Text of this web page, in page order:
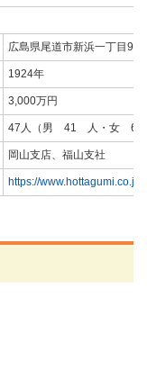
広島県尾道市新浜一丁目9-
1924年
3,000万円
47人（男 41 人・女 6
岡山支店、福山支社
https://www.hottagumi.co.jp